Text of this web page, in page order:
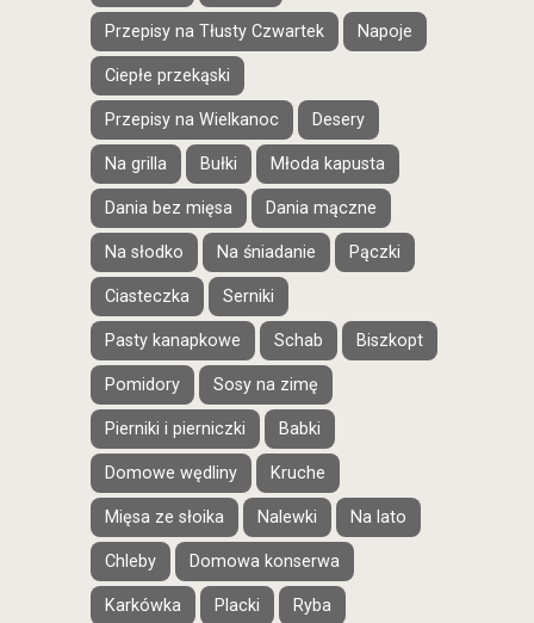
Przepisy na Tłusty Czwartek Napoje
Ciepłe przekąski
Przepisy na Wielkanoc Desery
Na grilla Bułki Młoda kapusta
Dania bez mięsa Dania mączne
Na słodko Na śniadanie Pączki
Ciasteczka Serniki
Pasty kanapkowe Schab Biszkopt
Pomidory Sosy na zimę
Pierniki i pierniczki Babki
Domowe wędliny Kruche
Mięsa ze słoika Nalewki Na lato
Chleby Domowa konserwa
Karkówka Placki Ryba